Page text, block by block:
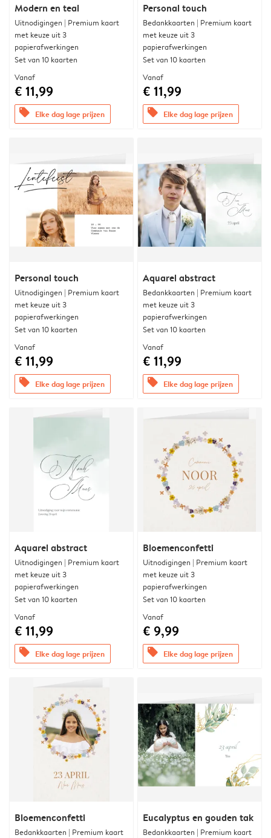
Modern en teal
Uitnodigingen | Premium kaart
met keuze uit 3
papierafwerkingen
Set van 10 kaarten
Vanaf
€ 11,99
offers Elke dag lage prijzen
Personal touch
Bedankkaarten | Premium kaart
met keuze uit 3
papierafwerkingen
Set van 10 kaarten
Vanaf
€ 11,99
offers Elke dag lage prijzen
Personal touch
Uitnodigingen | Premium kaart
met keuze uit 3
papierafwerkingen
Set van 10 kaarten
Vanaf
€ 11,99
offers Elke dag lage prijzen
Aquarel abstract
Bedankkaarten | Premium kaart
met keuze uit 3
papierafwerkingen
Set van 10 kaarten
Vanaf
€ 11,99
offers Elke dag lage prijzen
Aquarel abstract
Uitnodigingen | Premium kaart
met keuze uit 3
papierafwerkingen
Set van 10 kaarten
Vanaf
€ 11,99
offers Elke dag lage prijzen
Bloemenconfetti
Uitnodigingen | Premium kaart
met keuze uit 3
papierafwerkingen
Set van 10 kaarten
Vanaf
€ 9,99
offers Elke dag lage prijzen
Bloemenconfetti
Bedankkaarten | Premium kaart
Eucalyptus en gouden tak
Bedankkaarten | Premium kaart